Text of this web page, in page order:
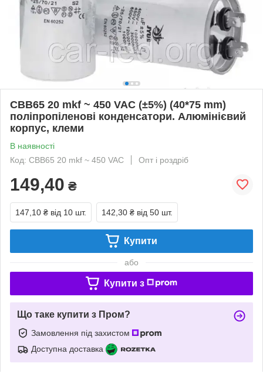
CBB65 20 mkf ~ 450 VAC (±5%) (40*75 mm)
поліпропіленові конденсатори. Алюмінієвий
корпус, клеми
В наявності
Код: CBB65 20 mkf ~ 450 VAC
Опт і роздріб
149,40 ₴
147,10 ₴ від 10 шт. 142,30 ₴ від 50 шт.
Купити
або
Купити з
Що таке купити з Пром?
Замовлення під захистом
Доступна доставка